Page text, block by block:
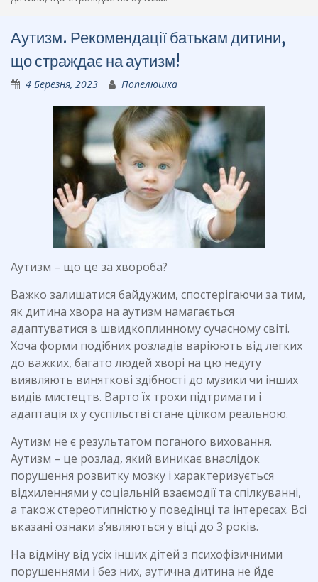
Аутизм. Рекомендації батькам дитини,
що страждає на аутизм!
4 Березня, 2023 Попелюшка
Аутизм – що це за хвороба?
Важко залишатися байдужим, спостерігаючи за тим,
як дитина хвора на аутизм намагається
адаптуватися в швидкоплинному сучасному світі.
Хоча форми подібних розладів варіюють від легких
до важких, багато людей хворі на цю недугу
виявляють виняткові здібності до музики чи інших
видів мистецтв. Варто їх трохи підтримати і
адаптація їх у суспільстві стане цілком реальною.
Аутизм не є результатом поганого виховання.
Аутизм – це розлад, який виникає внаслідок
порушення розвитку мозку і характеризується
відхиленнями у соціальній взаємодії та спілкуванні,
а також стереотипністю у поведінці та інтересах. Всі
вказані ознаки з’являються у віці до 3 років.
На відміну від усіх інших дітей з психофізичними
порушеннями і без них, аутична дитина не йде